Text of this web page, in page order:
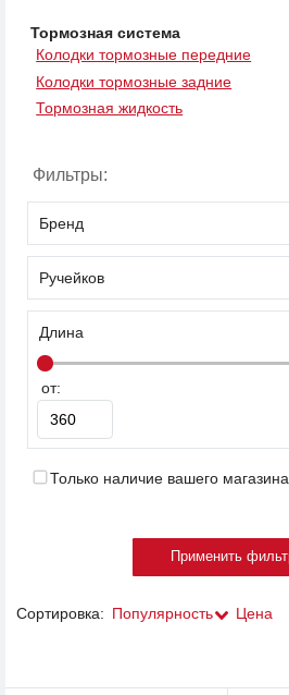
Тормозная система
Колодки тормозные передние
Колодки тормозные задние
Тормозная жидкость
Фильтры:
Бренд
Ручейков
Длина
от:
Только наличие вашего магазина
Сортировка: Популярность Цена